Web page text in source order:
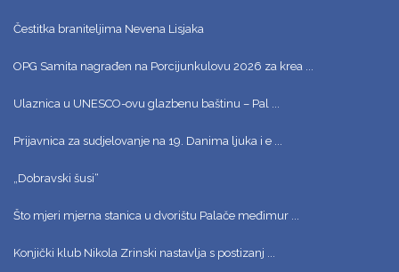
Čestitka braniteljima Nevena Lisjaka
OPG Samita nagrađen na Porcijunkulovu 2026 za krea ...
Ulaznica u UNESCO-ovu glazbenu baštinu – Pal ...
Prijavnica za sudjelovanje na 19. Danima ljuka i e ...
„Dobravski šusi“
Što mjeri mjerna stanica u dvorištu Palače međimur ...
Konjički klub Nikola Zrinski nastavlja s postizanj ...